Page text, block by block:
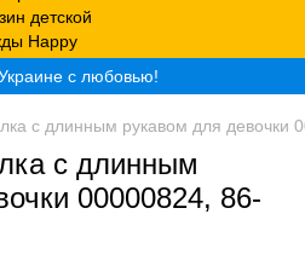
с любовью!
с длинным рукавом для девочки
с длинным
00000824, 86-